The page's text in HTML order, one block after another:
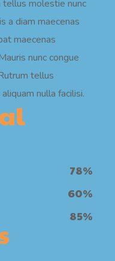
molestie nunc
a diam maecenas
maecenas
nunc congue
tellus
nulla facilisi.
78%
60%
85%